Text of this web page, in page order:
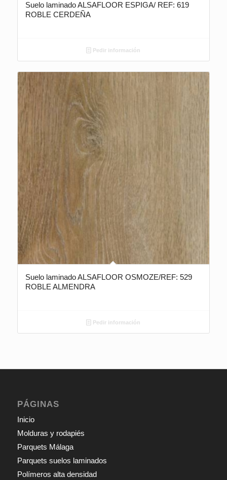
Suelo laminado ALSAFLOOR ESPIGA/ REF: 619
ROBLE CERDEÑA
Pedir información
Suelo laminado ALSAFLOOR OSMOZE/REF: 529
ROBLE ALMENDRA
Pedir información
PÁGINAS
Inicio
Molduras y rodapiés
Parquets Málaga
Parquets suelos laminados
Polímeros alta densidad